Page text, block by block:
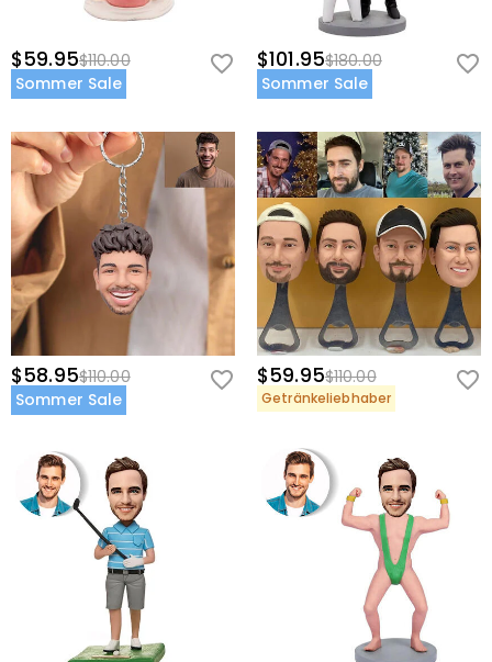
$59.95$110.00
Sommer Sale
$101.95$180.00
Sommer Sale
$58.95$110.00
Sommer Sale
$59.95$110.00
Getränkeliebhaber